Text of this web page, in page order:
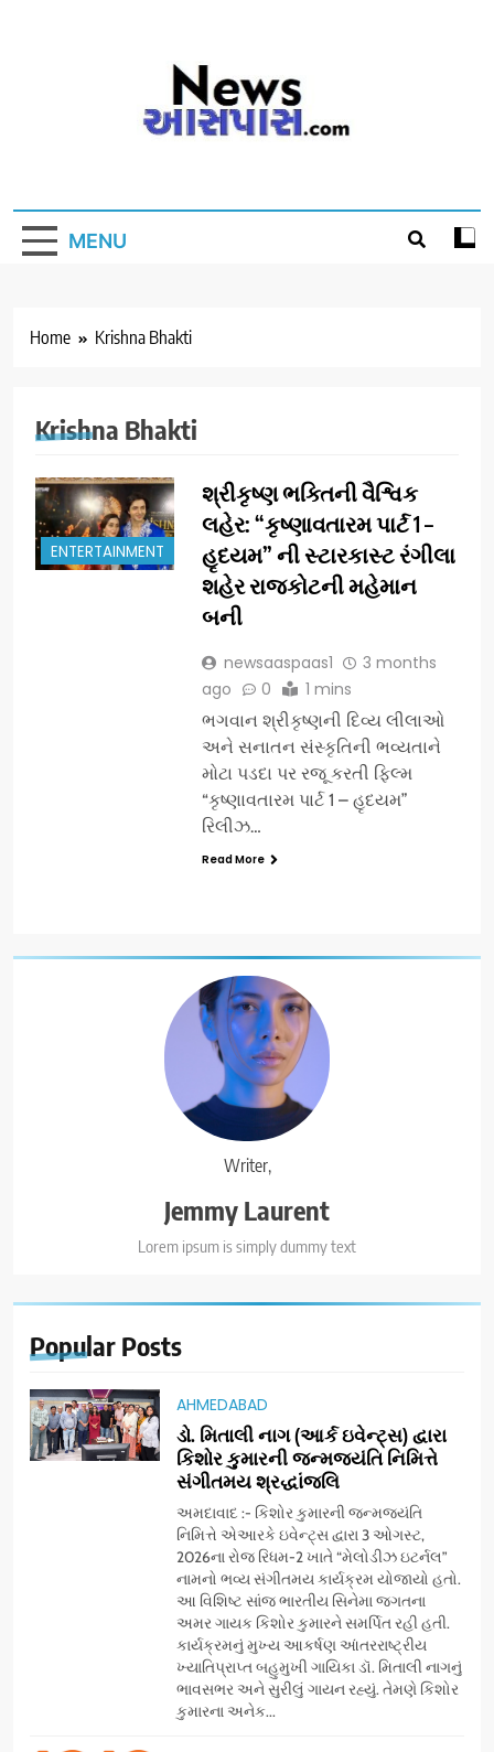
MENU
Home Krishna Bhakti
Writer,
Jemmy Laurent
Lorem ipsum is simply dummy text
Popular Posts
AHMEDABAD
ડો. મિતાલી નાગ (આર્ક ઇવેન્ટ્સ) દ્વારા
કિશોર કુમારની જન્મજયંતિ નિમિત્તે
સંગીતમય શ્રદ્ધાંજલિ
અમદાવાદ :- કિશોર કુમારની જન્મજયંતિ
નિમિત્તે એઆરકે ઇવેન્ટ્સ દ્વારા 3 ઓગસ્ટ,
2026ના રોજ રિધમ-2 ખાતે “મેલોડીઝ ઇટર્નલ”
નામનો ભવ્ય સંગીતમય કાર્યક્રમ યોજાયો હતો.
આ વિશિષ્ટ સાંજ ભારતીય સિનેમા જગતના
અમર ગાયક કિશોર કુમારને સમર્પિત રહી હતી.
કાર્યક્રમનું મુખ્ય આકર્ષણ આંતરરાષ્ટ્રીય
ખ્યાતિપ્રાપ્ત બહુમુખી ગાયિકા ડૉ. મિતાલી નાગનું
ભાવસભર અને સુરીલું ગાયન રહ્યું. તેમણે કિશોર
કુમારના અનેક...
Krishna Bhakti
ENTERTAINMENT
શ્રીકૃષ્ણ ભક્તિની વૈશ્વિક
લહેર: “કૃષ્ણાવતારમ પાર્ટ 1 –
હૃદયમ” ની સ્ટારકાસ્ટ રંગીલા
શહેર રાજકોટની મહેમાન
બની
newsaaspaas1
3 months
ago
0 1 mins
ભગવાન શ્રીકૃષ્ણની દિવ્ય લીલાઓ
અને સનાતન સંસ્કૃતિની ભવ્યતાને
મોટા પડદા પર રજૂ કરતી ફિલ્મ
“કૃષ્ણાવતારમ પાર્ટ 1 – હૃદયમ”
રિલીઝ…
Read More